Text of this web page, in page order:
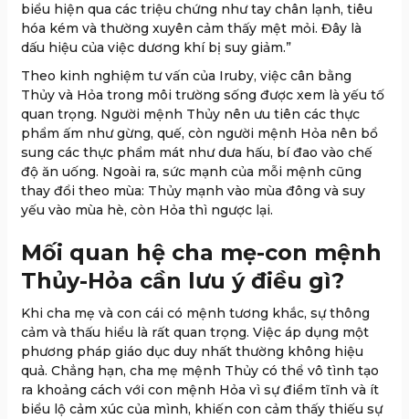
biểu hiện qua các triệu chứng như tay chân lạnh, tiêu
hóa kém và thường xuyên cảm thấy mệt mỏi. Đây là
dấu hiệu của việc dương khí bị suy giảm.”
Theo kinh nghiệm tư vấn của Iruby, việc cân bằng
Thủy và Hỏa trong môi trường sống được xem là yếu tố
quan trọng. Người mệnh Thủy nên ưu tiên các thực
phẩm ấm như gừng, quế, còn người mệnh Hỏa nên bổ
sung các thực phẩm mát như dưa hấu, bí đao vào chế
độ ăn uống. Ngoài ra, sức mạnh của mỗi mệnh cũng
thay đổi theo mùa: Thủy mạnh vào mùa đông và suy
yếu vào mùa hè, còn Hỏa thì ngược lại.
Mối quan hệ cha mẹ-con mệnh
Thủy-Hỏa cần lưu ý điều gì?
Khi cha mẹ và con cái có mệnh tương khắc, sự thông
cảm và thấu hiểu là rất quan trọng. Việc áp dụng một
phương pháp giáo dục duy nhất thường không hiệu
quả. Chẳng hạn, cha mẹ mệnh Thủy có thể vô tình tạo
ra khoảng cách với con mệnh Hỏa vì sự điềm tĩnh và ít
biểu lộ cảm xúc của mình, khiến con cảm thấy thiếu sự